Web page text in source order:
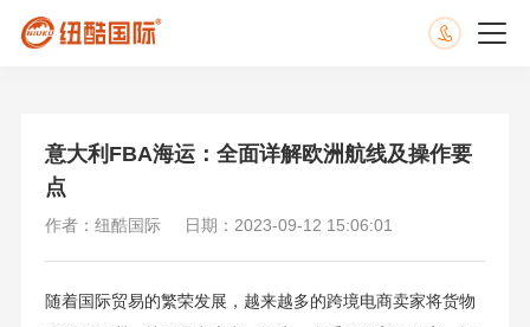
意大利FBA海运：全面详解欧洲航线及操作要
点
作者：纽酷国际 日期：2023-09-12 15:06:01
随着国际贸易的繁荣发展，越来越多的跨境电商卖家将货物